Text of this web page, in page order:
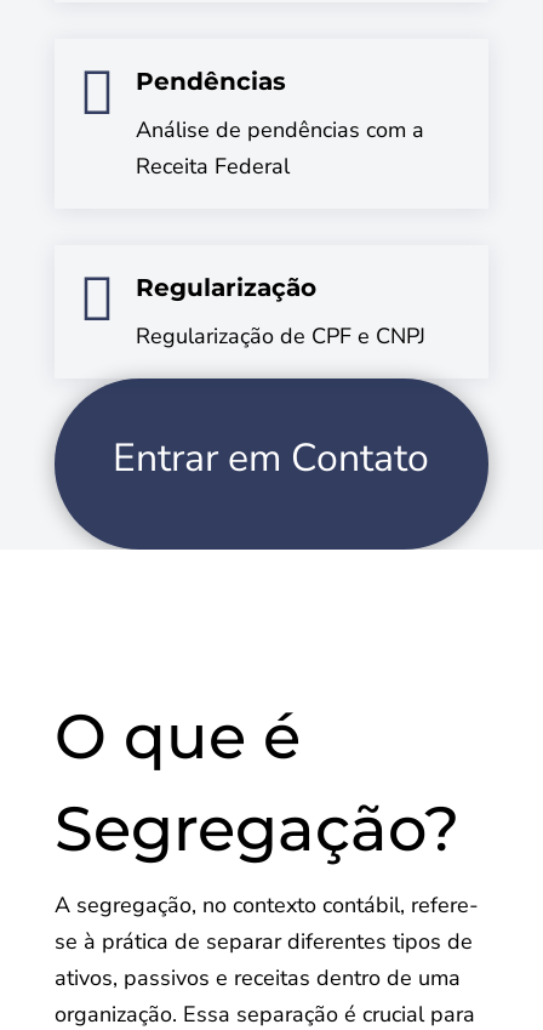

Pendências
Análise de pendências com a
Receita Federal

Regularização
Regularização de CPF e CNPJ
Entrar em Contato
O que é
Segregação?
A segregação, no contexto contábil, refere-
se à prática de separar diferentes tipos de
ativos, passivos e receitas dentro de uma
organização. Essa separação é crucial para